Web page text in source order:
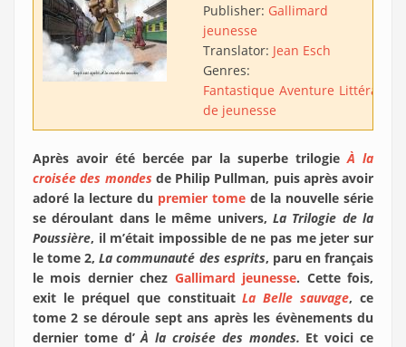
Publisher: Gallimard
jeunesse
Translator: Jean Esch
Genres:
Fantastique Aventure Littérature
de jeunesse
Après avoir été bercée par la superbe trilogieÀ la
croisée des mondes de Philip Pullman, puis après avoir
adoré la lecture du premier tome de la nouvelle série
se déroulant dans le même univers, La Trilogie de la
Poussière, il m’était impossible de ne pas me jeter sur
le tome 2,La communauté des esprits, paru en français
le mois dernier chez Gallimard jeunesse. Cette fois,
exit le préquel que constituaitLa Belle sauvage, ce
tome 2 se déroule sept ans après les évènements du
dernier tome d’À la croisée des mondes. Et voici ce